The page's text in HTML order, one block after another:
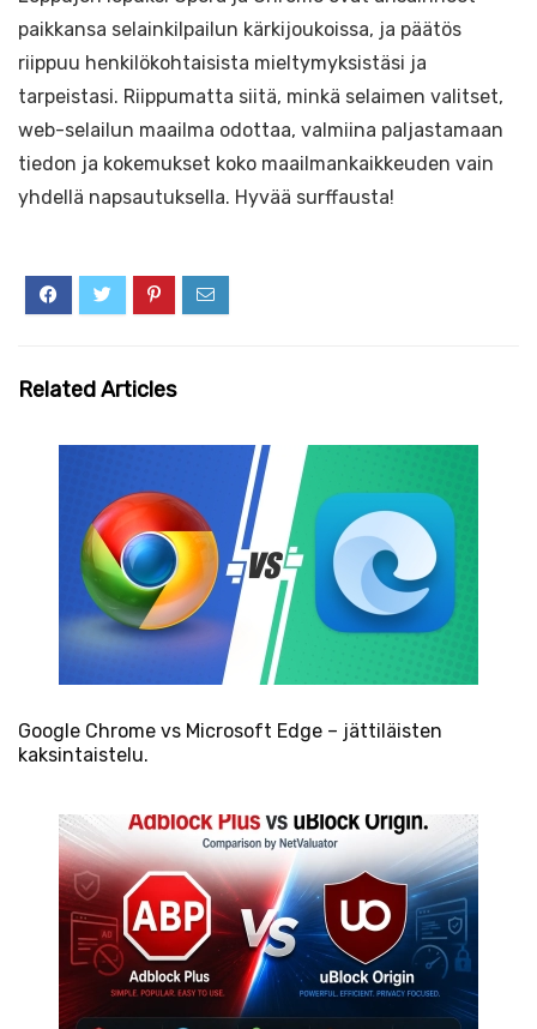
paikkansa selainkilpailun kärkijoukoissa, ja päätös
riippuu henkilökohtaisista mieltymyksistäsi ja
tarpeistasi. Riippumatta siitä, minkä selaimen valitset,
web-selailun maailma odottaa, valmiina paljastamaan
tiedon ja kokemukset koko maailmankaikkeuden vain
yhdellä napsautuksella. Hyvää surffausta!
Related Articles
Google Chrome vs Microsoft Edge – jättiläisten
kaksintaistelu.